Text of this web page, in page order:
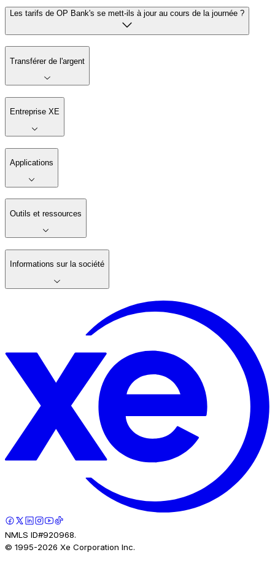
Les tarifs de OP Bank's se mett-ils à jour au cours de la journée ?
Transférer de l'argent
Entreprise XE
Applications
Outils et ressources
Informations sur la société
NMLS ID#920968.
© 1995-2026 Xe Corporation Inc.